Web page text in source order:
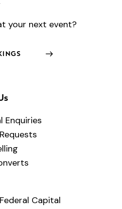
your next event?
Enquiries
Capital